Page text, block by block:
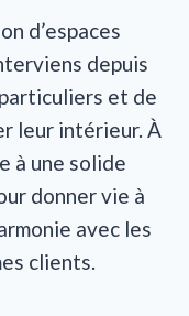
d’espaces
depuis
et de
leur intérieur. À
à une solide
donner vie à
avec les
clients.